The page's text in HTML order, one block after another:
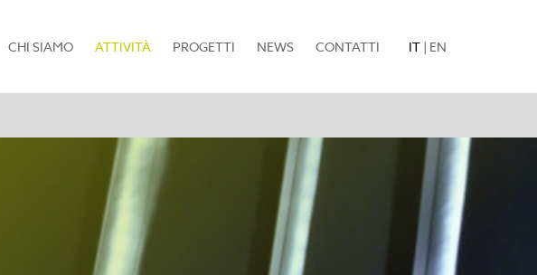
CHI SIAMO ATTIVITÀ(current)PROGETTI NEWS CONTATTI IT | EN